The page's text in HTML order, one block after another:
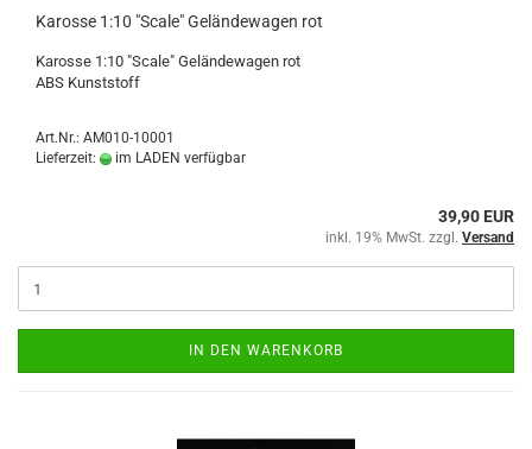
Karosse 1:10 "Scale" Geländewagen rot
Karosse 1:10 "Scale" Geländewagen rot
ABS Kunststoff
Art.Nr.: AM010-10001
Lieferzeit:
im LADEN verfügbar
39,90 EUR
inkl. 19% MwSt. zzgl. Versand
IN DEN WARENKORB